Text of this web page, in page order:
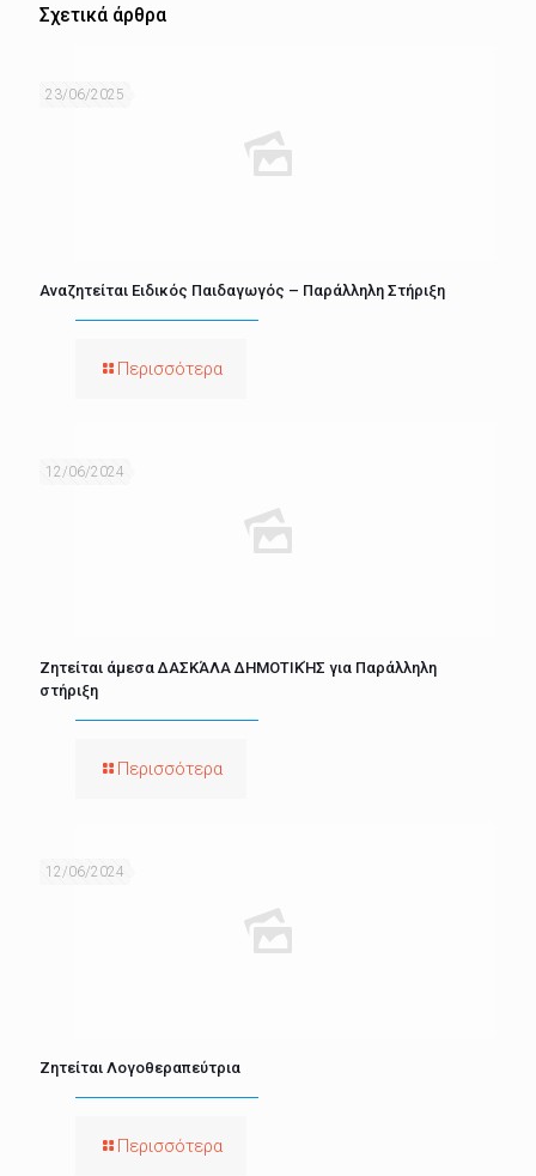
Σχετικά άρθρα
23/06/2025
Αναζητείται Ειδικός Παιδαγωγός – Παράλληλη Στήριξη
Περισσότερα
12/06/2024
Ζητείται άμεσα ΔΑΣΚΆΛΑ ΔΗΜΟΤΙΚΉΣ για Παράλληλη
στήριξη
Περισσότερα
12/06/2024
Ζητείται Λογοθεραπεύτρια
Περισσότερα